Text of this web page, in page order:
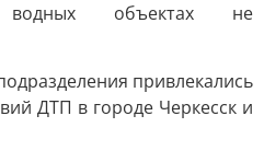
объектах не
привлекались
ДТП в городе Черкесск и